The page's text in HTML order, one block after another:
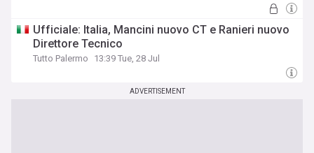
Ufficiale: Italia, Mancini nuovo CT e Ranieri nuovo
Direttore Tecnico
Tutto Palermo 13:39 Tue, 28 Jul
ADVERTISEMENT